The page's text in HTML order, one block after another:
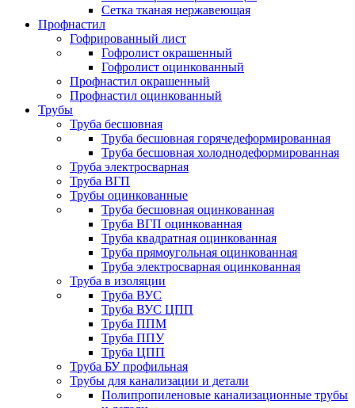
Сетка тканая нержавеющая
Профнастил
Гофрированный лист
Гофролист окрашенный
Гофролист оцинкованный
Профнастил окрашенный
Профнастил оцинкованный
Трубы
Труба бесшовная
Труба бесшовная горячедеформированная
Труба бесшовная холоднодеформированная
Труба электросварная
Труба ВГП
Трубы оцинкованные
Труба бесшовная оцинкованная
Труба ВГП оцинкованная
Труба квадратная оцинкованная
Труба прямоугольная оцинкованная
Труба электросварная оцинкованная
Труба в изоляции
Труба ВУС
Труба ВУС ЦПП
Труба ППМ
Труба ППУ
Труба ЦПП
Труба БУ профильная
Трубы для канализации и детали
Полипропиленовые канализационные трубы